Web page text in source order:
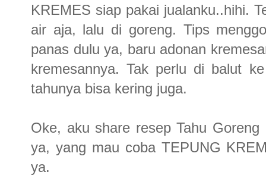
KREMES siap pakai jualanku..hihi.
air aja, lalu di goreng. Tips
panas dulu ya, baru adonan
kremesannya. Tak perlu di balut
tahunya bisa kering juga.
Oke, aku share resep Tahu
ya, yang mau coba TEPUNG
ya.